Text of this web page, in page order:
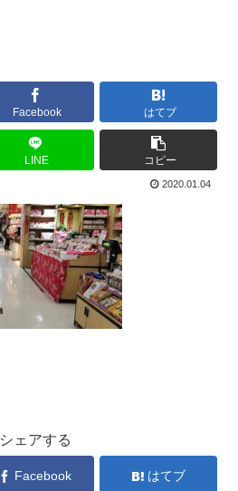
Facebook はてブ
LINE コピー
2020.01.04
シェアする
Facebook はてブ